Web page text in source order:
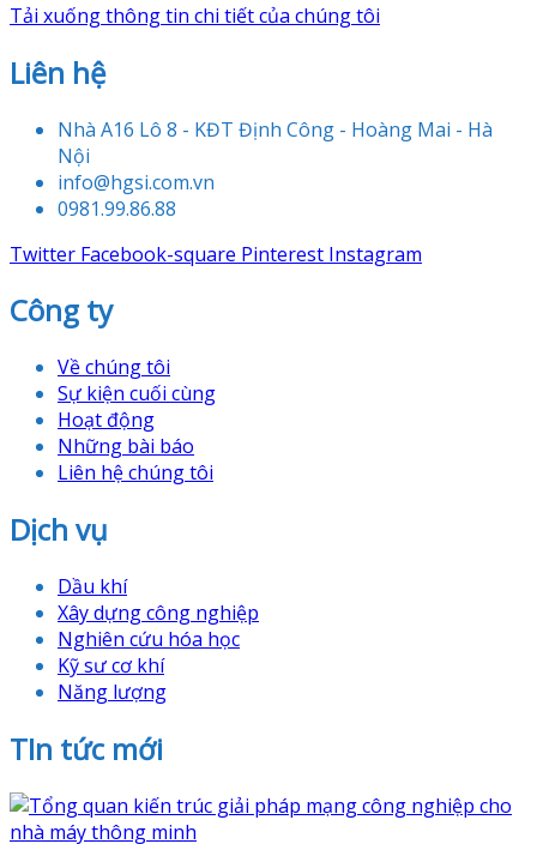
Tải xuống thông tin chi tiết của chúng tôi
Liên hệ
Nhà A16 Lô 8 - KĐT Định Công - Hoàng Mai - Hà
Nội
info@hgsi.com.vn
0981.99.86.88
Twitter Facebook-square Pinterest Instagram
Công ty
Về chúng tôi
Sự kiện cuối cùng
Hoạt động
Những bài báo
Liên hệ chúng tôi
Dịch vụ
Dầu khí
Xây dựng công nghiệp
Nghiên cứu hóa học
Kỹ sư cơ khí
Năng lượng
TIn tức mới